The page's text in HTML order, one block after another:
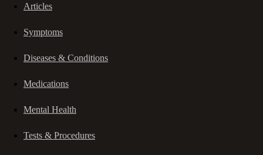
Articles
Symptoms
Diseases & Conditions
Medications
Mental Health
Tests & Procedures